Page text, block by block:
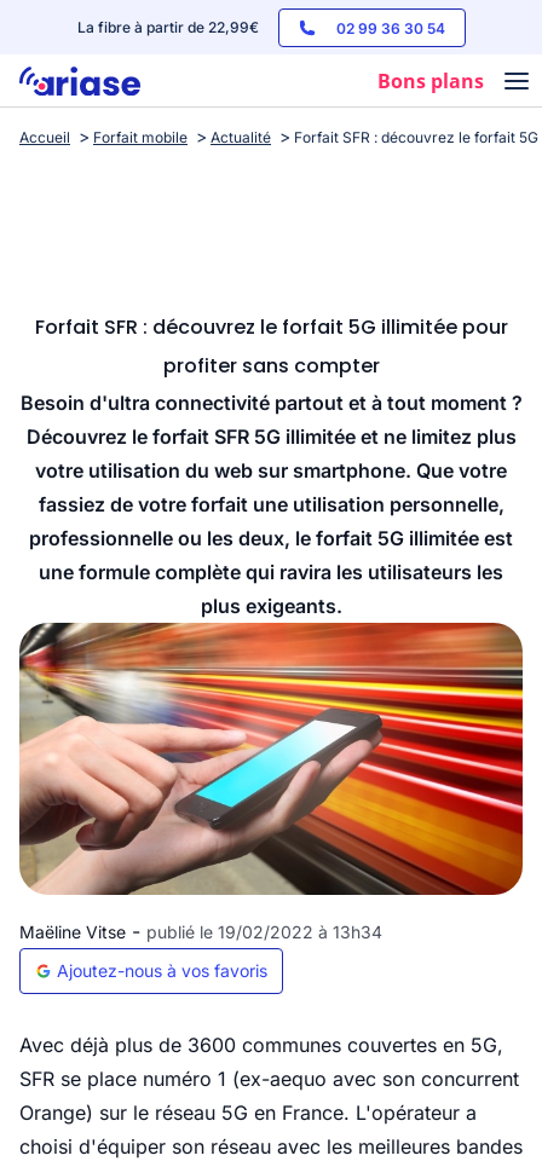
La fibre à partir de 22,99€ 02 99 36 30 54
Bons plans
Box internet
Streaming
Accueil Forfait mobile Actualité Forfait SFR : découvrez le forfait
Forfait SFR : découvrez le forfait 5G illimitée pour
profiter sans compter
Besoin d'ultra connectivité partout et à tout moment ?
Découvrez le forfait SFR 5G illimitée et ne limitez plus
votre utilisation du web sur smartphone. Que votre
fassiez de votre forfait une utilisation personnelle,
professionnelle ou les deux, le forfait 5G illimitée est
une formule complète qui ravira les utilisateurs les
plus exigeants.
Maëline Vitse - publié le 19/02/2022 à 13h34
Ajoutez-nous à vos favoris
Avec déjà plus de 3600 communes couvertes en 5G,
SFR se place numéro 1 (ex-aequo avec son concurrent
Orange) sur le réseau 5G en France. L'opérateur a
choisi d'équiper son réseau avec les meilleures bandes